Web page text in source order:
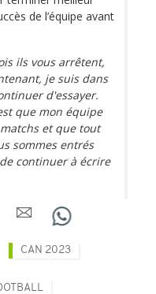
de l’équipe avant
ils vous arrêtent,
je suis dans
d'essayer.
que mon équipe
et que tout
sommes entrés
continuer à écrire
CAN 2023